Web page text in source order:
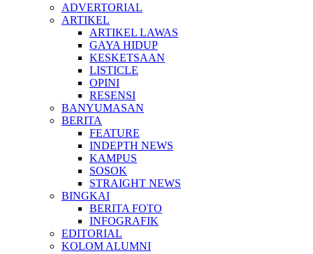
ADVERTORIAL
ARTIKEL
ARTIKEL LAWAS
GAYA HIDUP
KESKETSAAN
LISTICLE
OPINI
RESENSI
BANYUMASAN
BERITA
FEATURE
INDEPTH NEWS
KAMPUS
SOSOK
STRAIGHT NEWS
BINGKAI
BERITA FOTO
INFOGRAFIK
EDITORIAL
KOLOM ALUMNI